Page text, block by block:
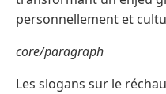
personnellement et
core/paragraph
Les slogans sur le